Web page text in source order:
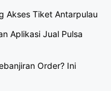
Akses Tiket Antarpulau
Aplikasi Jual Pulsa
Order? Ini